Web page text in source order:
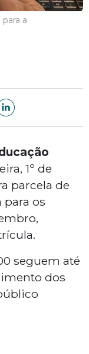
a
1º de
parcela de
para os
seguem até
dos